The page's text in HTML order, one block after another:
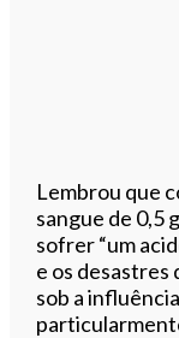
Lembrou que
sangue de 0,5
sofrer “um
e os desastres
sob a